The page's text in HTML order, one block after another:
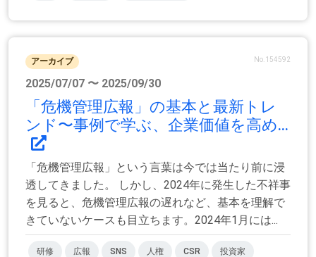
アーカイブ No.154592
2025/07/07 〜 2025/09/30
「危機管理広報」の基本と最新トレ
ンド〜事例で学ぶ、企業価値を高め...
「危機管理広報」という言葉は今では当たり前に浸
透してきました。 しかし、2024年に発生した不祥事
を見ると、危機管理広報の遅れなど、基本を理解で
きていないケースも目立ちます。2024年1月には...
研修 広報 SNS 人権 CSR 投資家